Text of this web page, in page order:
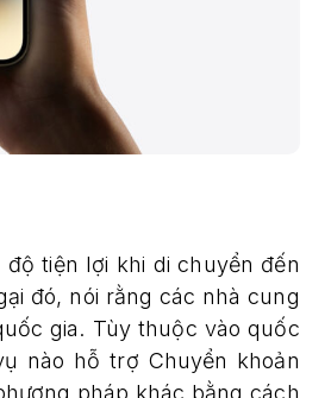
tiện lợi khi di chuyển đến
đó, nói rằng các nhà cung
gia. Tùy thuộc vào quốc
nào hỗ trợ Chuyển khoản
pháp khác bằng cách